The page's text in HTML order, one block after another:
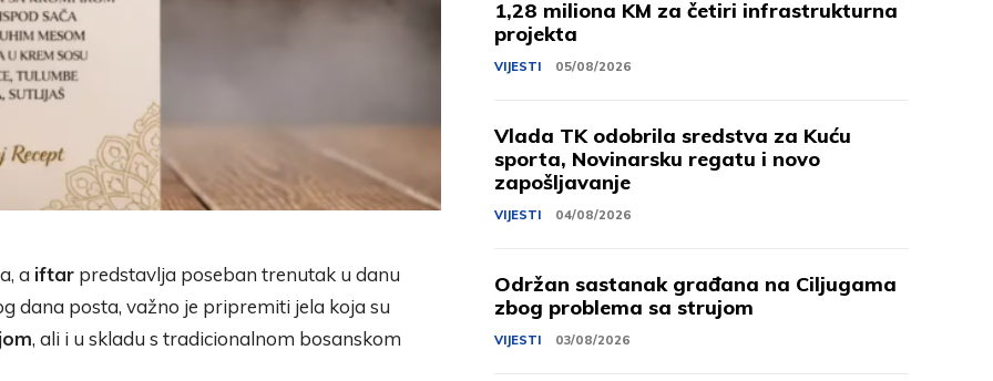
a iftar predstavlja poseban trenutak u danu
dana posta, važno je pripremiti jela koja su
, ali i u skladu s tradicionalnom bosanskom
1,28 miliona KM za četiri infrastrukturna
projekta
VIJESTI 05/08/2026
Vlada TK odobrila sredstva za Kuću
sporta, Novinarsku regatu i novo
zapošljavanje
VIJESTI 04/08/2026
Održan sastanak građana na Ciljugama
zbog problema sa strujom
VIJESTI 03/08/2026